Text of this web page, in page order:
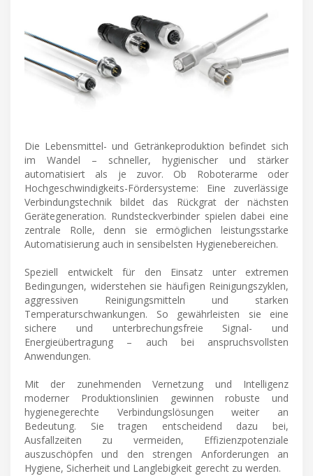
Die Lebensmittel- und Getränkeproduktion befindet sich
im Wandel – schneller, hygienischer und stärker
automatisiert als je zuvor. Ob Roboterarme oder
Hochgeschwindigkeits-Fördersysteme: Eine zuverlässige
Verbindungstechnik bildet das Rückgrat der nächsten
Gerätegeneration. Rundsteckverbinder spielen dabei eine
zentrale Rolle, denn sie ermöglichen leistungsstarke
Automatisierung auch in sensibelsten Hygienebereichen.
Speziell entwickelt für den Einsatz unter extremen
Bedingungen, widerstehen sie häufigen Reinigungszyklen,
aggressiven Reinigungsmitteln und starken
Temperaturschwankungen. So gewährleisten sie eine
sichere und unterbrechungsfreie Signal- und
Energieübertragung – auch bei anspruchsvollsten
Anwendungen.
Mit der zunehmenden Vernetzung und Intelligenz
moderner Produktionslinien gewinnen robuste und
hygienegerechte Verbindungslösungen weiter an
Bedeutung. Sie tragen entscheidend dazu bei,
Ausfallzeiten zu vermeiden, Effizienzpotenziale
auszuschöpfen und den strengen Anforderungen an
Hygiene, Sicherheit und Langlebigkeit gerecht zu werden.